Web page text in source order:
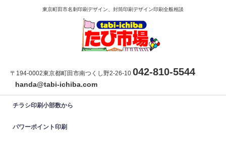
東京町田市名刺印刷デザイン、封筒印刷デザイン印刷全般相談
〒194-0002東京都町田市南つくし野2-26-10 042-810-5544
handa@tabi-ichiba.com
チラシ印刷小部数から
パワーポイント印刷